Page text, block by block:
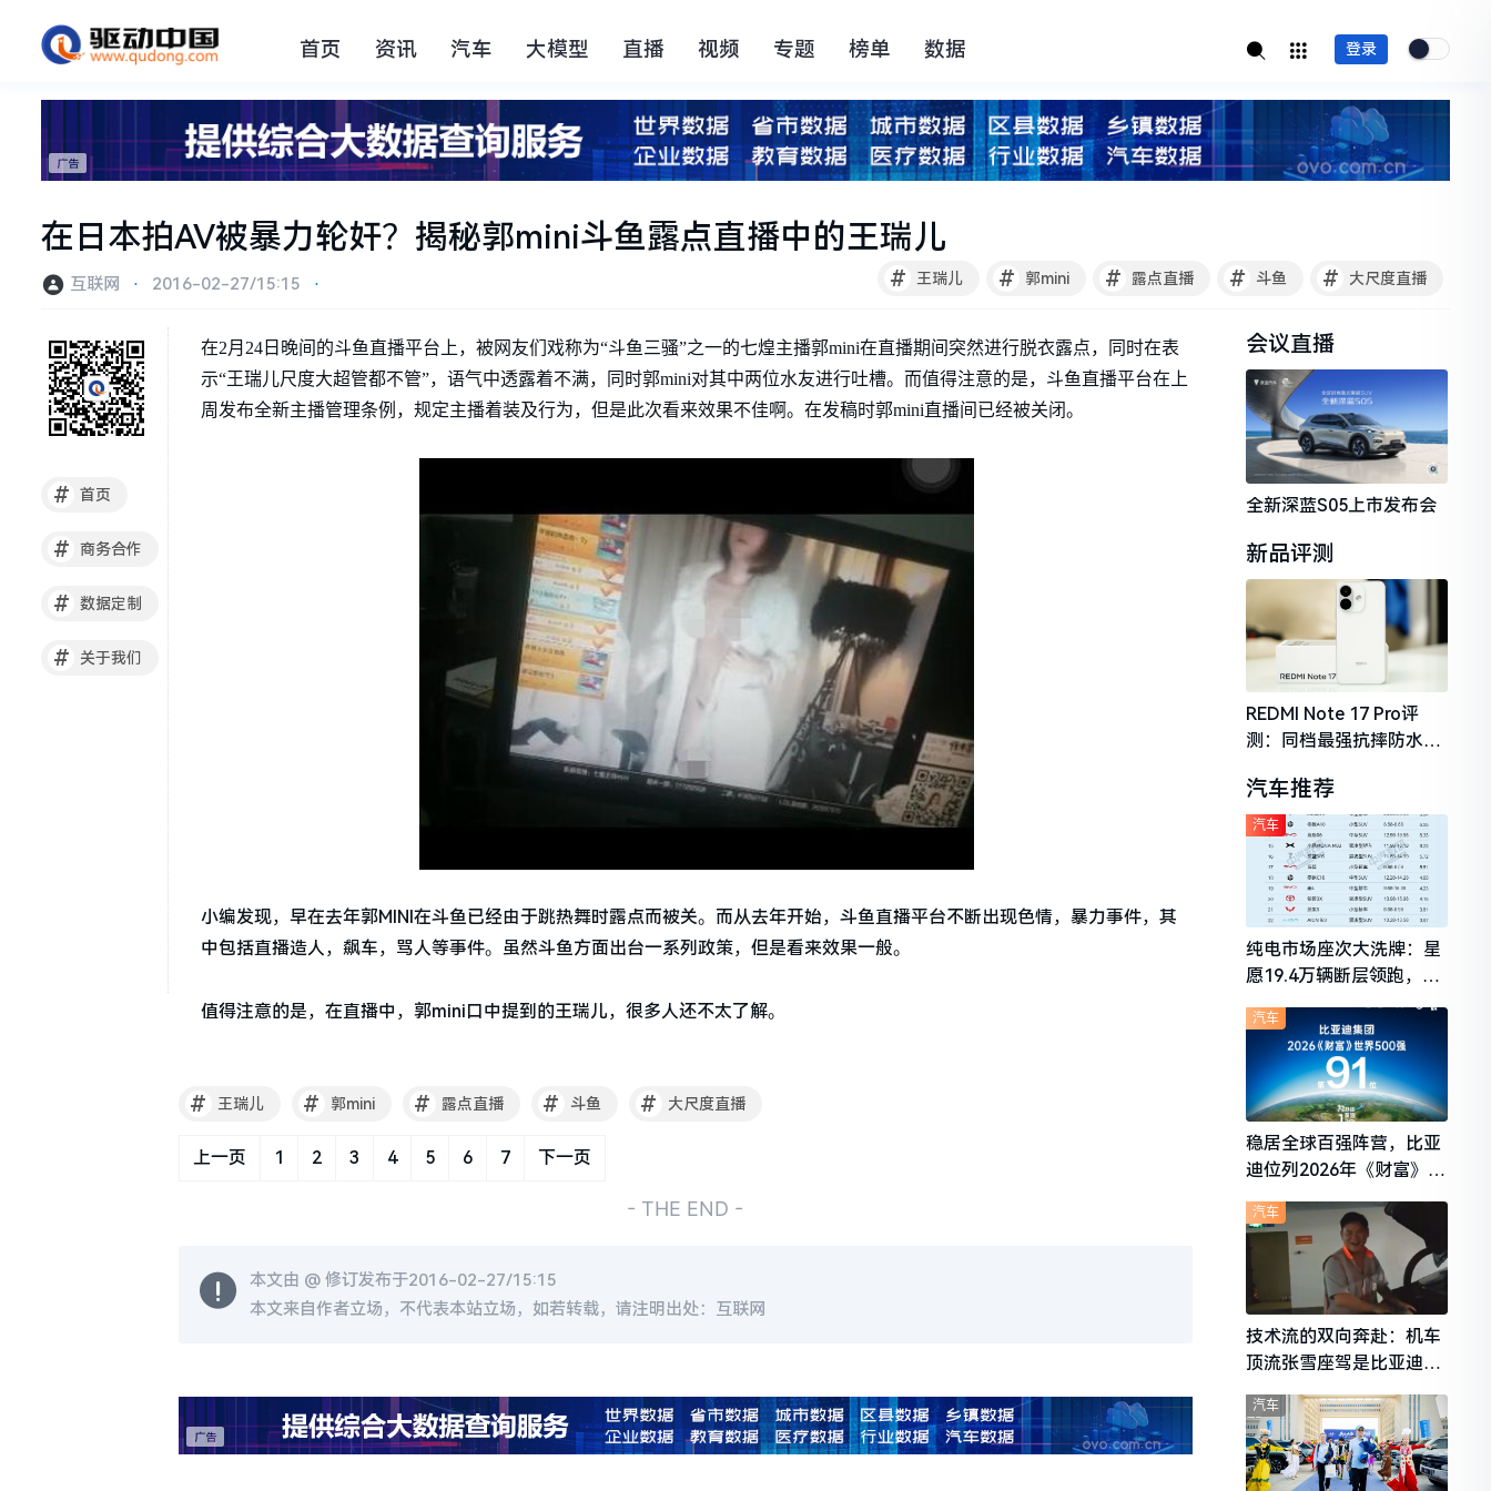
首页 资讯 汽车 大模型 直播 视频 专题 榜单 数据 登录
在日本拍AV被暴力轮奸？揭秘郭mini斗鱼露点直播中的王瑞儿
# 王瑞儿 # 郭mini # 露点直播 # 斗鱼 # 大尺度直播
互联网 ⋅ 2016-02-27/15:15 ⋅
# 首页
# 商务合作
# 数据定制
# 关于我们
在2月24日晚间的斗鱼直播平台上，被网友们戏称为“斗鱼三骚”之一的七煌主播郭mini在直播期间突然进行脱衣露点，同时在表
示“王瑞儿尺度大超管都不管”，语气中透露着不满，同时郭mini对其中两位水友进行吐槽。而值得注意的是，斗鱼直播平台在上
周发布全新主播管理条例，规定主播着装及行为，但是此次看来效果不佳啊。在发稿时郭mini直播间已经被关闭。
小编发现，早在去年郭MINI在斗鱼已经由于跳热舞时露点而被关。而从去年开始，斗鱼直播平台不断出现色情，暴力事件，其
中包括直播造人，飙车，骂人等事件。虽然斗鱼方面出台一系列政策，但是看来效果一般。
值得注意的是，在直播中，郭mini口中提到的王瑞儿，很多人还不太了解。
# 王瑞儿 # 郭mini # 露点直播 # 斗鱼 # 大尺度直播
上一页 1 2 3 4 5 6 7 下一页
- THE END -
本文由 @修订发布于2016-02-27/15:15
本文来自作者立场，不代表本站立场，如若转载，请注明出处：互联网
会议直播
全新深蓝S05上市发布会
新品评测
REDMI Note 17 Pro评
测：同档最强抗摔防水，
守门员
汽车推荐
纯电市场座次大洗牌：星
愿19.4万辆断层领跑，理
想i6成最强黑马
汽车
稳居全球百强阵营，比亚
迪位列2026年《财富》世
汽车
技术流的双向奔赴：机车
顶流张雪座驾是比亚迪秦
L
汽车
汽车